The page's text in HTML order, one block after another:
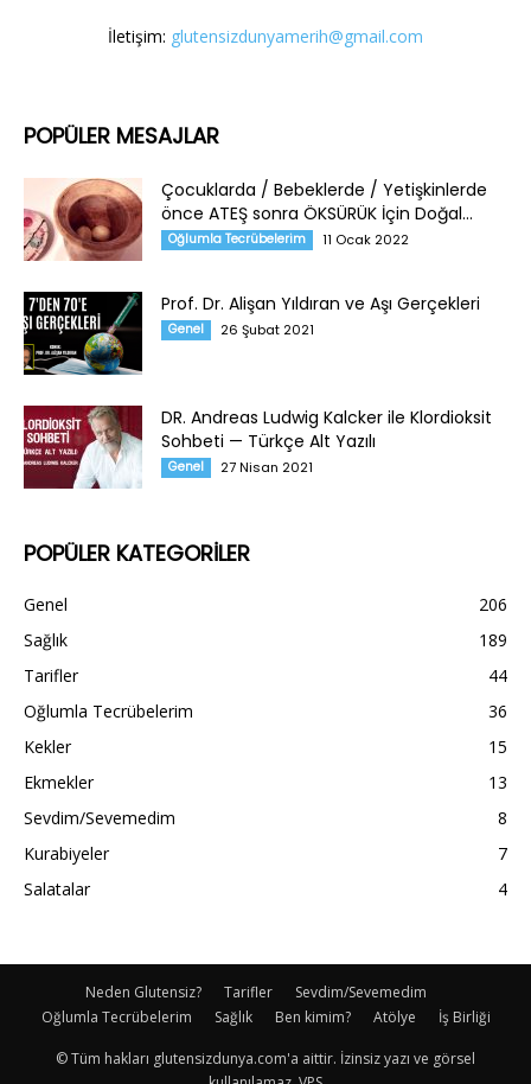
İletişim: glutensizdunyamerih@gmail.com
POPÜLER MESAJLAR
Çocuklarda / Bebeklerde / Yetişkinlerde
önce ATEŞ sonra ÖKSÜRÜK İçin Doğal...
Oğlumla Tecrübelerim 11 Ocak 2022
Prof. Dr. Alişan Yıldıran ve Aşı Gerçekleri
Genel 26 Şubat 2021
DR. Andreas Ludwig Kalcker ile Klordioksit
Sohbeti — Türkçe Alt Yazılı
Genel 27 Nisan 2021
POPÜLER KATEGORİLER
Genel
206
Sağlık
189
Tarifler
44
Oğlumla Tecrübelerim
36
Kekler
15
Ekmekler
13
Sevdim/Sevemedim
8
Kurabiyeler
7
Salatalar
4
Neden Glutensiz? Tarifler
Sevdim/Sevemedim
Oğlumla Tecrübelerim
Sağlık Ben kimim? Atölye İş Birliği
© Tüm hakları glutensizdunya.com'a aittir. İzinsiz yazı ve görsel